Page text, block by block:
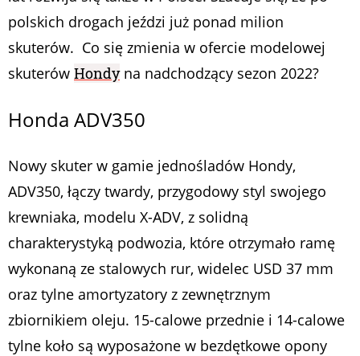
polskich drogach jeździ już ponad milion
skuterów. Co się zmienia w ofercie modelowej
skuterów Hondyna nadchodzący sezon 2022?
Honda ADV350
Nowy skuter w gamie jednośladów Hondy,
ADV350, łączy twardy, przygodowy styl swojego
krewniaka, modelu X-ADV, z solidną
charakterystyką podwozia, które otrzymało ramę
wykonaną ze stalowych rur, widelec USD 37 mm
oraz tylne amortyzatory z zewnętrznym
zbiornikiem oleju. 15-calowe przednie i 14-calowe
tylne koło są wyposażone w bezdętkowe opony